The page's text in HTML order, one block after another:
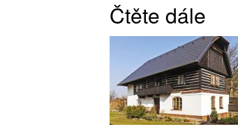
Čtěte dále